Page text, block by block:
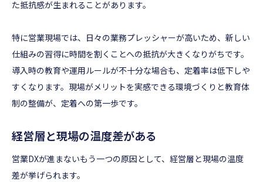
た抵抗感が生まれることがあります。
特に営業現場では、日々の業務プレッシャーが高いため、新しい
仕組みの習得に時間を割くことへの抵抗が大きくなりがちです。
導入時の教育や運用ルールが不十分な場合も、定着率は低下しや
すくなります。現場がメリットを実感できる環境づくりと教育体
制の整備が、定着への第一歩です。
経営層と現場の温度差がある
営業DXが進まないもう一つの原因として、経営層と現場の温度
差が挙げられます。